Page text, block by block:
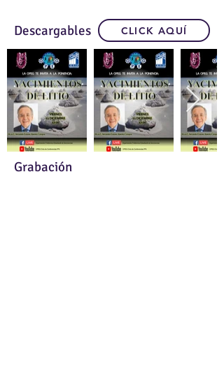
Descargables CLICK AQUÍ
Grabación